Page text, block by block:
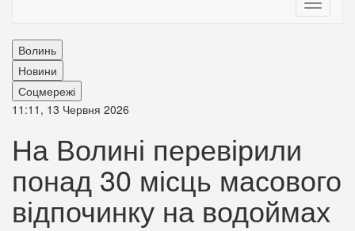
Toggle
Волинь
Новини
Соцмережі
11:11, 13 Червня 2026
На Волині перевірили
понад 30 місць масового
відпочинку на водоймах